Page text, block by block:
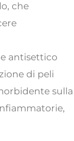
che
antisettico
di peli
sulla